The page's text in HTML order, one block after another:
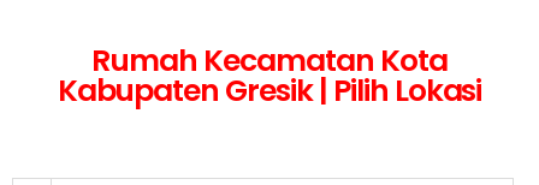
Rumah Kecamatan Kota
Kabupaten Gresik | Pilih Lokasi